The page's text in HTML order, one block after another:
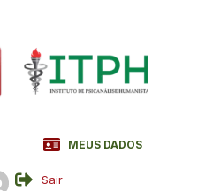
MEUS DADOS
Sair